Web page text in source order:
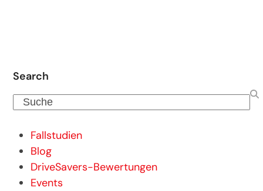
Search
Suche
Fallstudien
Blog
DriveSavers-Bewertungen
Events